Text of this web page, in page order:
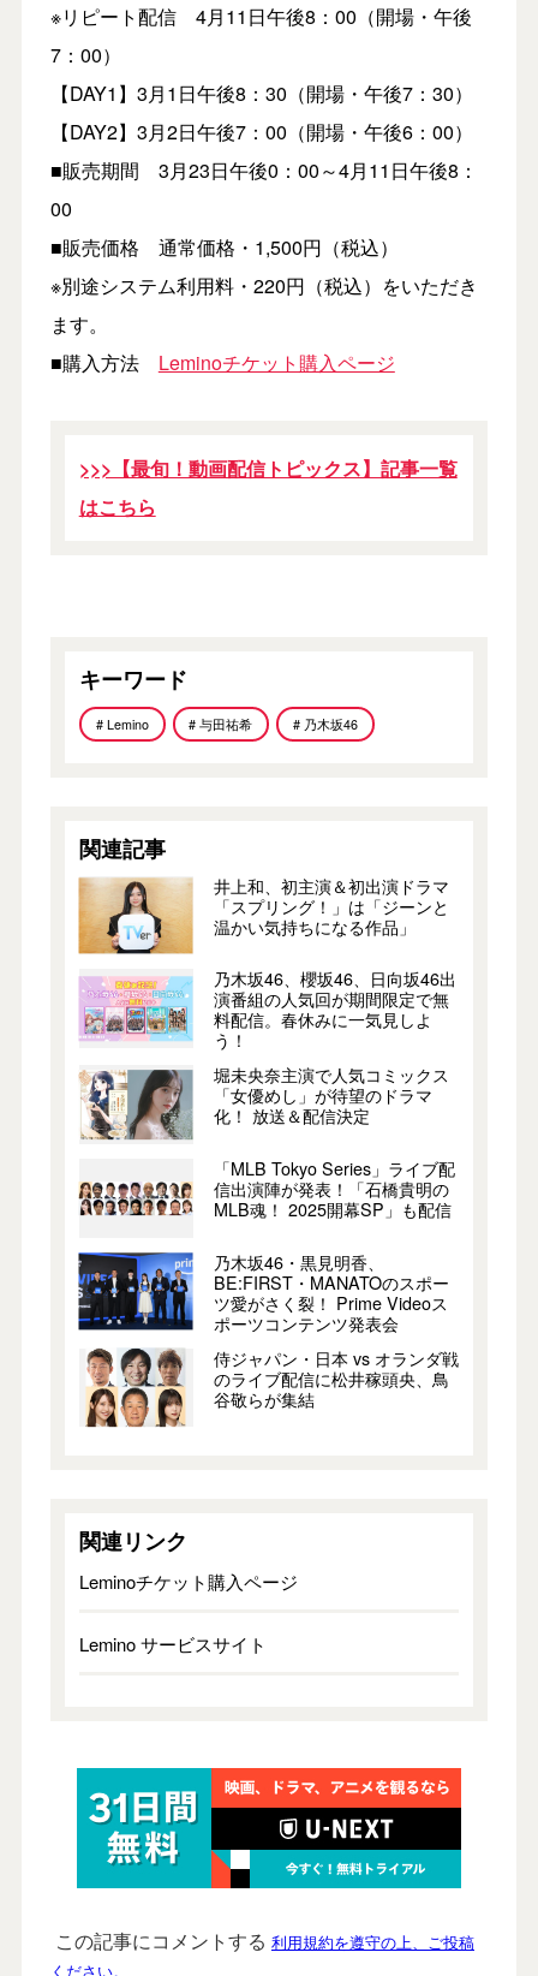
※リピート配信 4月11日午後8：00（開場・午後
7：00）
【DAY1】3月1日午後8：30（開場・午後7：30）
【DAY2】3月2日午後7：00（開場・午後6：00）
■販売期間 3月23日午後0：00～4月11日午後8：
00
■販売価格 通常価格・1,500円（税込）
※別途システム利用料・220円（税込）をいただき
ます。
■購入方法 Leminoチケット購入ページ
>>>【最旬！動画配信トピックス】記事一覧
はこちら
キーワード
# Lemino # 与田祐希 # 乃木坂46
関連記事
井上和、初主演＆初出演ドラマ
「スプリング！」は「ジーンと
温かい気持ちになる作品」
乃木坂46、櫻坂46、日向坂46出
演番組の人気回が期間限定で無
料配信。春休みに一気見しよ
う！
堀未央奈主演で人気コミックス
「女優めし」が待望のドラマ
化！ 放送＆配信決定
「MLB Tokyo Series」ライブ配
信出演陣が発表！「石橋貴明の
MLB魂！ 2025開幕SP」も配信
乃木坂46・黒見明香、
BE:FIRST・MANATOのスポー
ツ愛がさく裂！ Prime Videoス
ポーツコンテンツ発表会
侍ジャパン・日本 vs オランダ戦
のライブ配信に松井稼頭央、鳥
谷敬らが集結
関連リンク
Leminoチケット購入ページ
Lemino サービスサイト